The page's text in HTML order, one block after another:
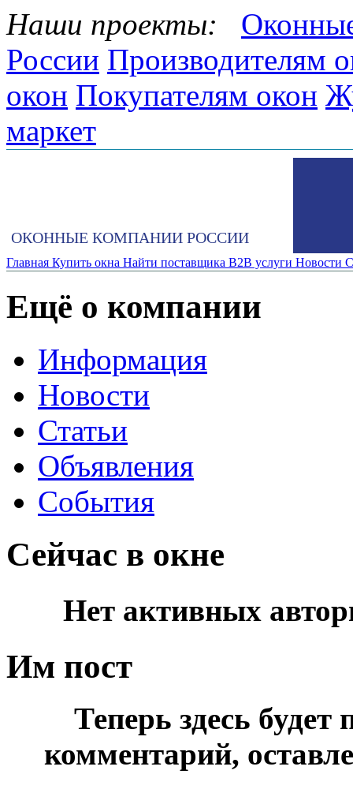
Наши проекты:
России Производителям
окон Покупателям окон
маркет
ОКОННЫЕ КОМПАНИИ РОССИИ
Главная Купить окна Найти поставщика B2B услуги Новости
Ещё о компании
Информация
Новости
Статьи
Объявления
События
Сейчас в окне
Нет активных
Им пост
Теперь здесь будет
комментарий,